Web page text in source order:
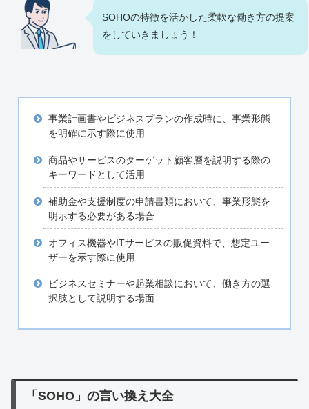
SOHOの特徴を活かした柔軟な働き方の提案
をしていきましょう！
事業計画書やビジネスプランの作成時に、事業形態
を明確に示す際に使用
商品やサービスのターゲット顧客層を説明する際の
キーワードとして活用
補助金や支援制度の申請書類において、事業形態を
明示する必要がある場合
オフィス機器やITサービスの販促資料で、想定ユー
ザーを示す際に使用
ビジネスセミナーや起業相談において、働き方の選
択肢として説明する場面
「SOHO」の言い換え大全